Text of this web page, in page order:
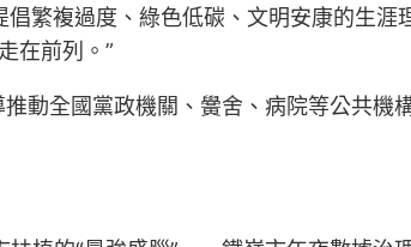
繁複過度、綠色低碳、文明安康的生
在前列。”
動全國黨政機關、黌舍、病院等公共機